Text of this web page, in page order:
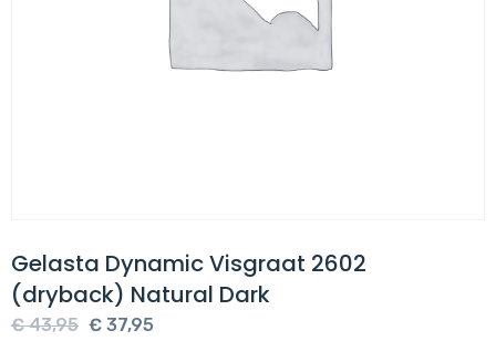
Gelasta Dynamic Visgraat 2602
(dryback) Natural Dark
€43,95 Oorspronkelijke
€ 37,95